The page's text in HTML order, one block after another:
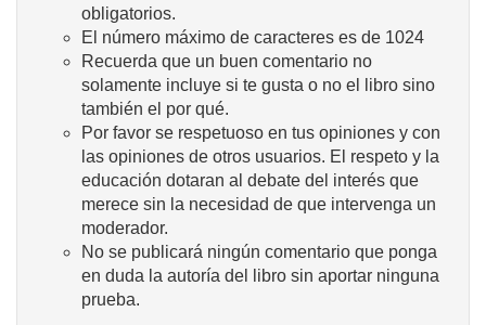
obligatorios.
El número máximo de caracteres es de 1024
Recuerda que un buen comentario no
solamente incluye si te gusta o no el libro sino
también el por qué.
Por favor se respetuoso en tus opiniones y con
las opiniones de otros usuarios. El respeto y la
educación dotaran al debate del interés que
merece sin la necesidad de que intervenga un
moderador.
No se publicará ningún comentario que ponga
en duda la autoría del libro sin aportar ninguna
prueba.